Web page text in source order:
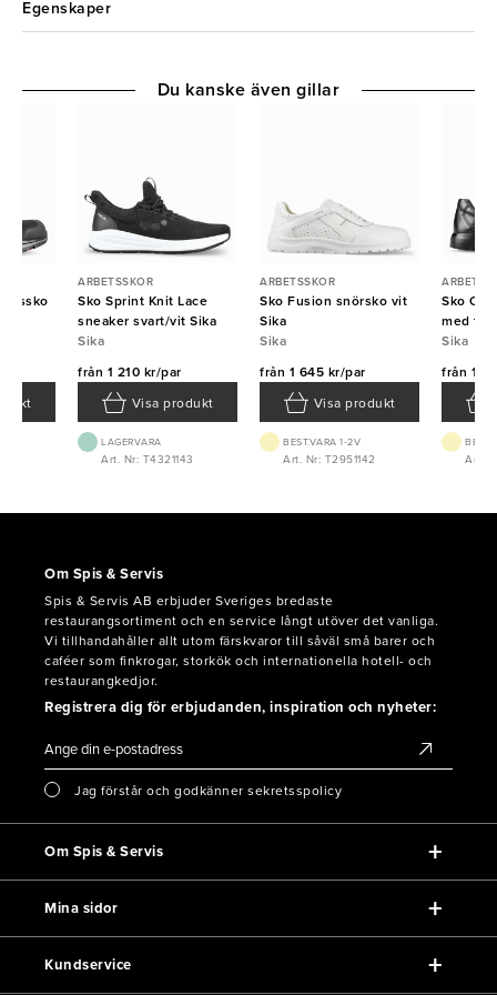
Egenskaper
ARBETSSKOR
Sko Sprint Knit Lace
sneaker svart/vit Sika
Sika
från 1 210 kr/par
Visa produkt
LAGERVARA
Art. Nr: T4321143
ARBETSSKOR
Sko Fusion snörsko vit
Sika
Sika
från 1 645 kr/par
Visa produkt
BEST.VARA 1-2V
Art. Nr: T2951142
Sko
med
Sika
från 1
Art.
Du kanske även gillar
Om Spis & Servis
Spis & Servis AB erbjuder Sveriges bredaste
restaurangsortiment och en service långt utöver det vanliga.
Vi tillhandahåller allt utom färskvaror till såväl små barer och
caféer som finkrogar, storkök och internationella hotell- och
restaurangkedjor.
Registrera dig för erbjudanden, inspiration och nyheter:
Jag förstår och godkänner sekretsspolicy
Om Spis & Servis
Mina sidor
Kundservice